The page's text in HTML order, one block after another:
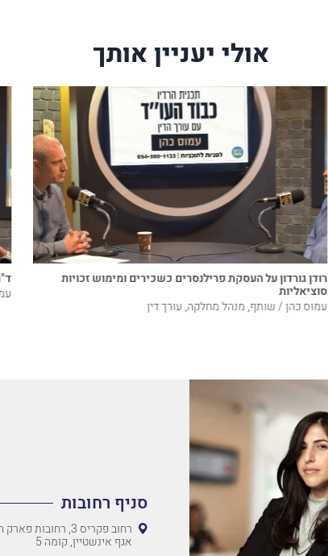
אולי יעניין אותך
רודן גורדון על העסקת פרילנסרים כשכירים ומימוש זכויות
סוציאליות
עמוס כהן / שותף, מנהל מחלקה, עורך דין
סניף רחובות
רחוב פקריס 3,
אגף אינשטיין, קומה 5